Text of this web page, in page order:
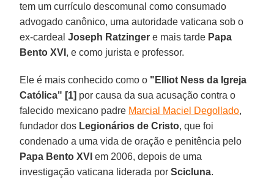
tem um currículo descomunal como consumado
advogado canônico, uma autoridade vaticana sob o
ex-cardealJoseph Ratzinger e mais tarde Papa
Bento XVI , e como jurista e professor.
Ele é mais conhecido como o "Elliot Ness da Igreja
Católica" [1] por causa da sua acusação contra o
falecido mexicano padre Marcial Maciel Degollado,
fundador dos Legionários de Cristo, que foi
condenado a uma vida de oração e penitência pelo
Papa Bento XVI em 2006, depois de uma
investigação vaticana liderada porScicluna.